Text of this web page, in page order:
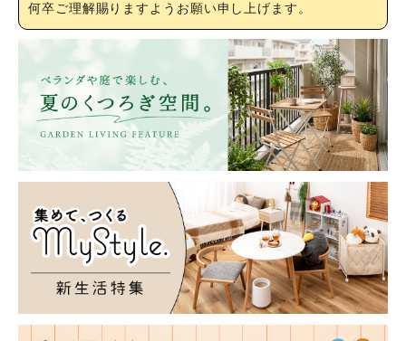
何卒ご理解賜りますようお願い申し上げます。